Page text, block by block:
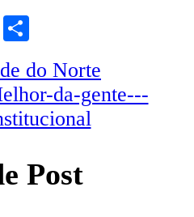
Email
do Norte
Post